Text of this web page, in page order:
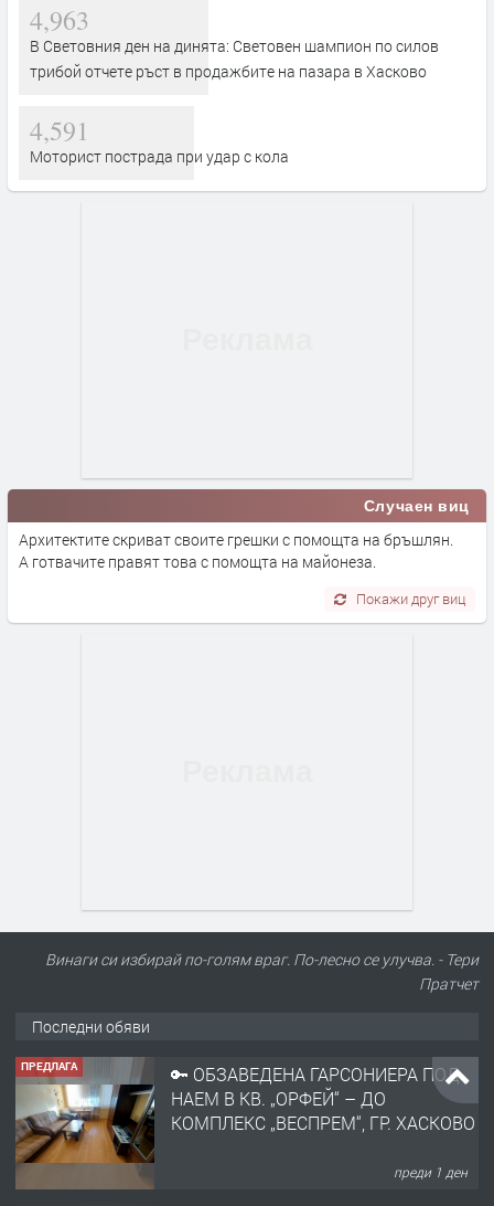
4,963
В Световния ден на динята: Световен шампион по силов
трибой отчете ръст в продажбите на пазара в Хасково
4,591
Моторист пострада при удар с кола
Случаен виц
Архитектите скриват своите грешки с помощта на бръшлян.
А готвачите правят това с помощта на майонеза.
Покажи друг виц
Винаги си избирай по-голям враг. По-лесно се улучва. - Тери
Пратчет
Последни обяви
ПРЕДЛАГА
🔑 ОБЗАВЕДЕНА ГАРСОНИЕРА ПОД
НАЕМ В КВ. „ОРФЕЙ“ – ДО
КОМПЛЕКС „ВЕСПРЕМ“, ГР. ХАСКОВО
преди 1 ден